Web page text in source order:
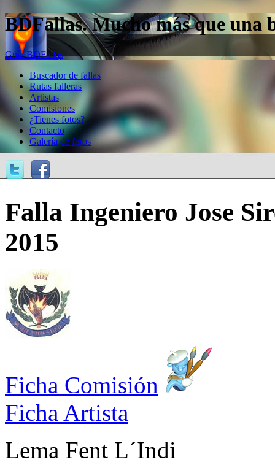
BDFallas. Mucho más que una
Guía BDFallas
Buscador de fallas
Rutas falleras
Artistas
Comisiones
¿Tienes fotos?
Contacto
Galería de fotos
Falla Ingeniero Jose
2015
Ficha Comisión
Ficha Artista
Lema Fent L´Indi